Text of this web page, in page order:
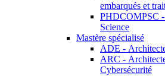
embarqués et
PHDCOMPSC
Science
Mastère spécialisé
ADE -
ARC -
Cybersécurité